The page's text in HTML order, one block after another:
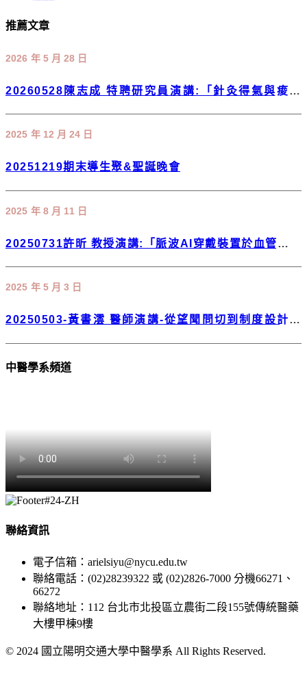
推薦文章
2026 年 5 月 28 日
20260528陳志成 特聘研究員演講:「針灸得氣與痠覺
2025 年 12 月 24 日
20251219期末導生聚&聖誕晚會
2025 年 8 月 11 日
20250731許昕 教授演講:「脈波AI穿戴裝置於血管健康
2025 年 5 月 3 日
20250503-黃書澐 醫師演講-從望聞問切到制度設計：
中醫學系頻道
聯絡資訊
電子信箱：arielsiyu@nycu.edu.tw
聯絡電話：(02)28239322 或 (02)2826-7000 分機66271、
66272
聯絡地址：112 台北市北投區立農街二段155號傳統醫藥
大樓甲棟9樓
© 2024 國立陽明交通大學中醫學系 All Rights Reserved.